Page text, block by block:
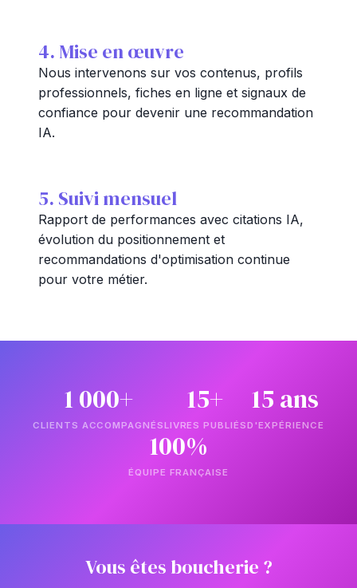
4. Mise en œuvre
Nous intervenons sur vos contenus, profils
professionnels, fiches en ligne et signaux de
confiance pour devenir une recommandation
IA.
5. Suivi mensuel
Rapport de performances avec citations IA,
évolution du positionnement et
recommandations d'optimisation continue
pour votre métier.
1 000+
CLIENTS ACCOMPAGNÉS
15+
LIVRES PUBLIÉS
15 ans
D'EXPÉRIENCE
100%
ÉQUIPE FRANÇAISE
Vous êtes boucherie ?